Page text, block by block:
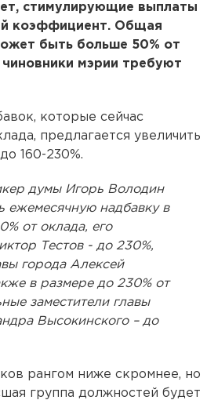
стимулирующие выплаты
коэффициент. Общая
быть больше 50% от
мэрии требуют
которые сейчас
предлагается увеличить
160-230%.
думы Игорь Володин
ежемесячную надбавку в
от оклада, его
Тестов - до 230%,
города Алексей
в размере до 230% от
заместители главы
Высокинского – до
рангом ниже скромнее, но
группа должностей будет